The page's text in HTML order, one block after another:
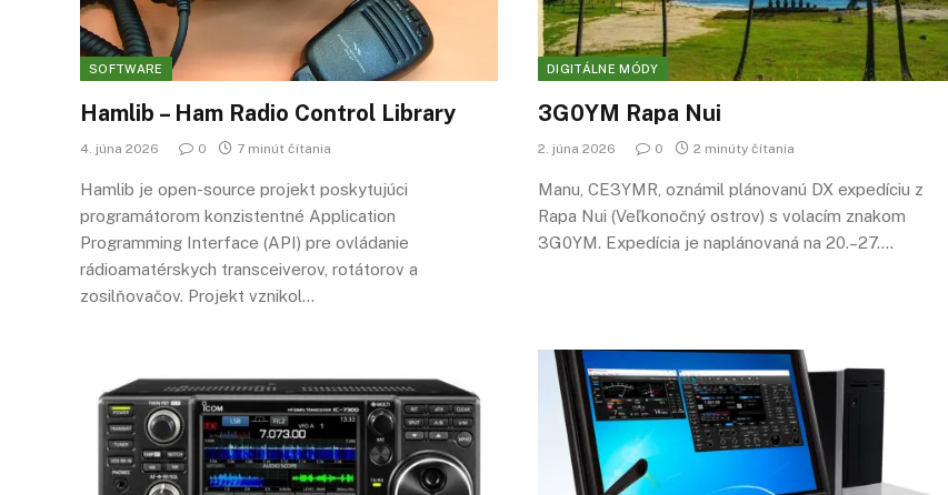
SOFTWARE
Hamlib – Ham Radio Control Library
4. júna 2026 0 7 minút čítania
Hamlib je open-source projekt poskytujúci
programátorom konzistentné Application
Programming Interface (API) pre ovládanie
rádioamatérskych transceiverov, rotátorov a
zosilňovačov. Projekt vznikol…
DIGITÁLNE MÓDY
3G0YM Rapa Nui
2. júna 2026 0 2 minúty čítania
Manu, CE3YMR, oznámil plánovanú DX expedíciu z
Rapa Nui (Veľkonočný ostrov) s volacím znakom
3G0YM. Expedícia je naplánovaná na 20.–27.…